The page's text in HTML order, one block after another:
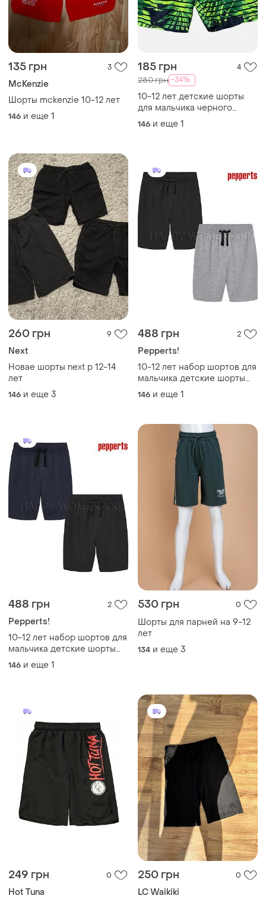
135 грн 3
McKenzie
Шорты mckenzie 10-12 лет
146 и еще 1
185 грн 4
280 грн -34%
10-12 лет детские шорты
для мальчика черного
цвета с зеленым листовым
принтом
146 и еще 1
260 грн 9
Next
Новае шорты next р 12-14
лет
146 и еще 3
488 грн 2
Pepperts!
10-12 лет набор шортов для
мальчика детские шорты
хлопок удлиненные
бермуды трикотажные
146 и еще 1
488 грн 2
Pepperts!
10-12 лет набор шортов для
мальчика детские шорты
хлопок удлиненные
бермуды трикотажные
146 и еще 1
530 грн 0
Шорты для парней на 9-12
лет
134 и еще 3
249 грн 0
Hot Tuna
250 грн 0
LC Waikiki